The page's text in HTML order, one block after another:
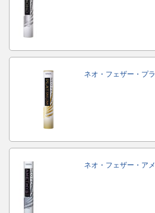
ネオ・フェザー・プ
ネオ・フェザー・ア